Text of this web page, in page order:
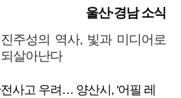
울산·경남 소식
진주성의 역사, 빛과 미디어로
되살아난다
사고 우려… 양산시, '어필 레